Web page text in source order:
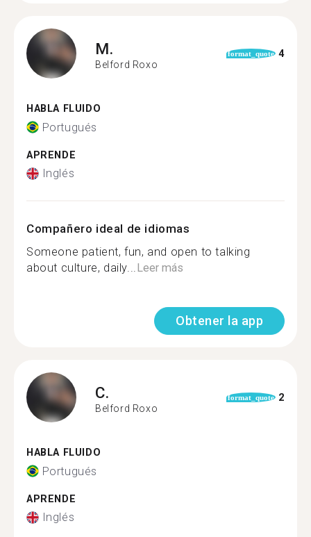
M.
Belford Roxo
format_quote 4
HABLA FLUIDO
Portugués
APRENDE
Inglés
Compañero ideal de idiomas
Someone patient, fun, and open to talking
about culture, daily...Leer más
Obtener la app
C.
Belford Roxo
format_quote 2
HABLA FLUIDO
Portugués
APRENDE
Inglés